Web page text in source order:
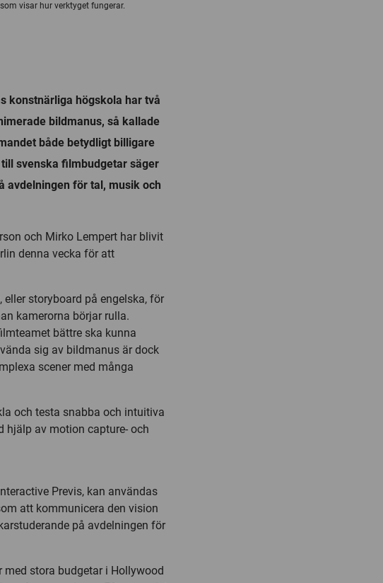
visar hur verktyget fungerar.
konstnärliga högskola har två
bildmanus, så kallade
både betydligt billigare
svenska filmbudgetar säger
avdelningen för tal, musik och
och Mirko Lempert har blivit
denna vecka för att
storyboard på engelska, för
kamerorna börjar rulla.
bättre ska kunna
sig av bildmanus är dock
scener med många
och testa snabba och intuitiva
hjälp av motion capture- och
Previs, kan användas
att kommunicera den vision
på avdelningen för
stora budgetar i Hollywood